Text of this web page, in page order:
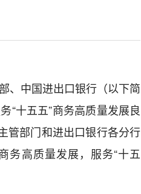
、中国进出口银行 （以下简
“十五五”商务高质量发展良
管部门和进出口银行各分行
务高质量发展， 服务“十五